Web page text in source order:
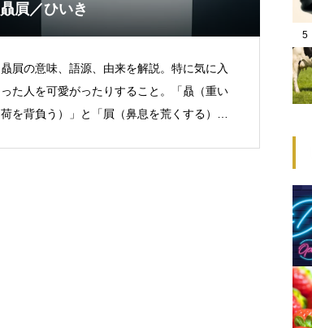
贔屓／ひいき
贔屓の意味、語源、由来を解説。特に気に入
った人を可愛がったりすること。「贔（重い
荷を背負う）」と「屓（鼻息を荒くする）」
5